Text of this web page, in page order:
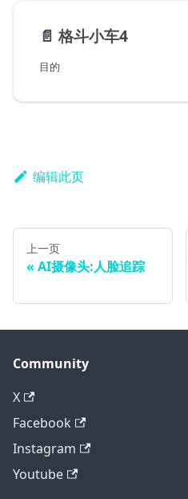
📄️ 格斗小车4
目的
编辑此页
上一页
AI摄像头:人脸追踪
Community
X
Facebook
Instagram
Youtube